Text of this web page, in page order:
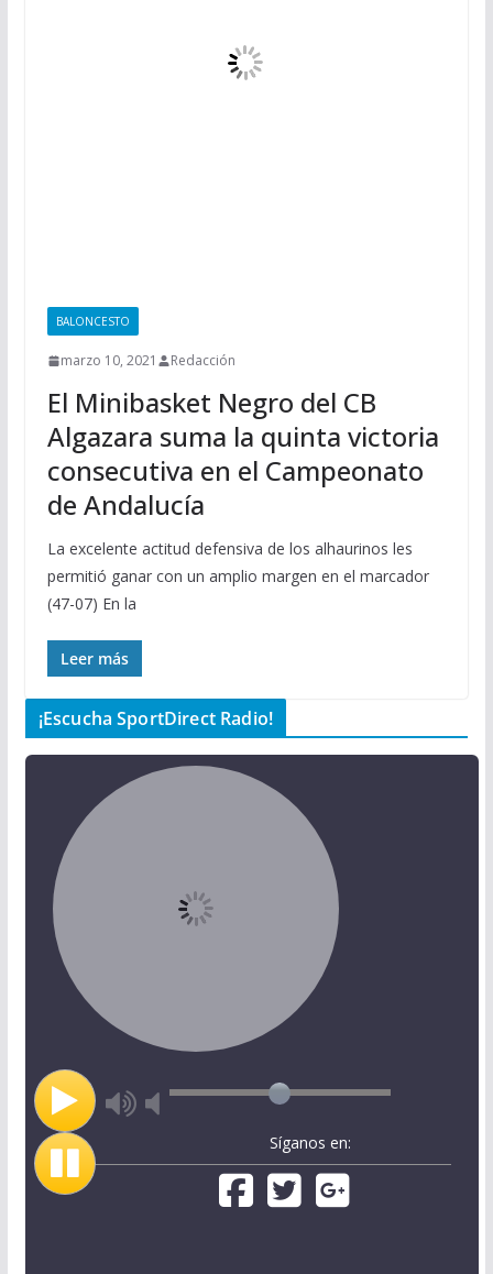
BALONCESTO
marzo 10, 2021 Redacción
El Minibasket Negro del CB
Algazara suma la quinta victoria
consecutiva en el Campeonato
de Andalucía
La excelente actitud defensiva de los alhaurinos les
permitió ganar con un amplio margen en el marcador
(47-07) En la
Leer más
¡Escucha SportDirect Radio!
Síganos en: